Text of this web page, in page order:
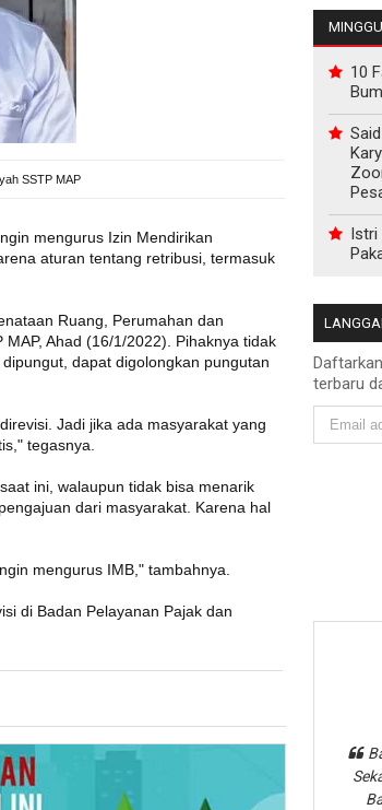
SSTP MAP
mengurus Izin Mendirikan
aturan tentang retribusi, termasuk
Ruang, Perumahan dan
Ahad (16/1/2022). Pihaknya tidak
dapat digolongkan pungutan
Jadi jika ada masyarakat yang
tegasnya.
ini, walaupun tidak bisa menarik
dari masyarakat. Karena hal
mengurus IMB," tambahnya.
di Badan Pelayanan Pajak dan
10
Istri
terbaru